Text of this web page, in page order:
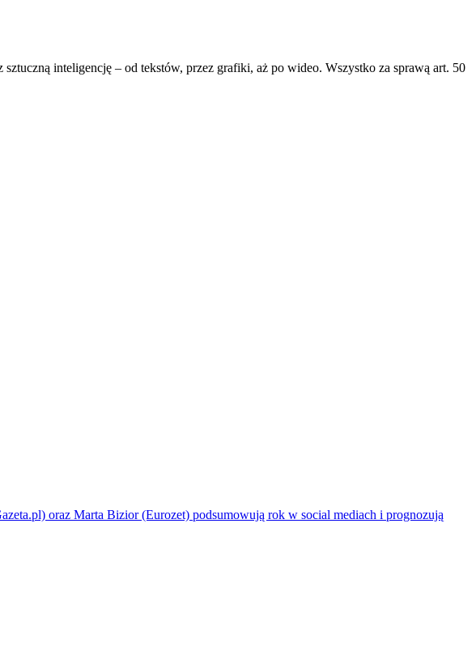
inteligencję – od tekstów, przez grafiki, aż po wideo. Wszystko za sprawą art. 50